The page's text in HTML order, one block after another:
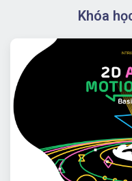
Khóa